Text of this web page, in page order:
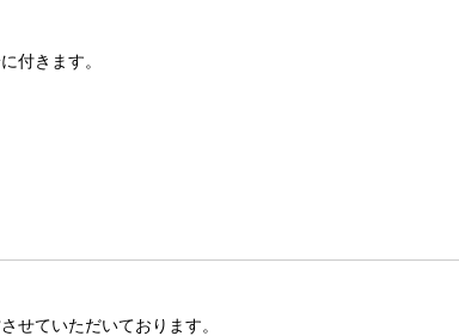
付きます。
せていただいております。